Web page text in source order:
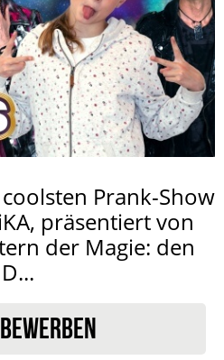
Prank-Show
präsentiert von
der Magie: den